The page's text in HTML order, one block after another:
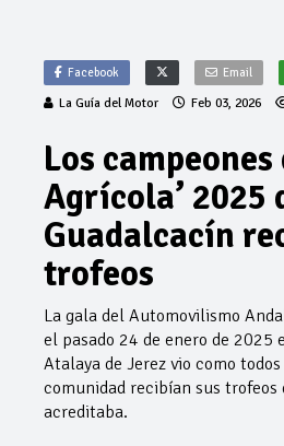
Facebook Email
La Guía del Motor Feb 03, 2026
Los campeones
Agrícola’ 2025
Guadalcacín
trofeos
La gala del Automovilismo
el pasado 24 de enero de 2025
Atalaya de Jerez vio como
comunidad recibían sus trofeos
acreditaba.